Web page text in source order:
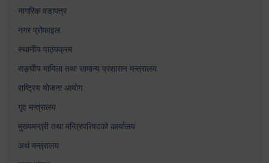
नागरिक वडापत्र
नगर प्रोफाइल
स्थानीय पाठ्यक्रम
सङ्घीय मामिला तथा सामान्य प्रशासन मन्त्रालय
राष्ट्रिय योजना आयोग
गृह मन्त्रालय
मुख्यमन्त्री तथा मन्त्रिपरिषदको कार्यालय
अर्थ मन्त्रालय